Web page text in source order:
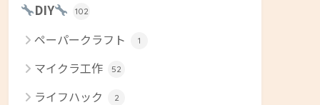
DIY 102
ペーパークラフト 1
マイクラ工作 52
ライフハック 2